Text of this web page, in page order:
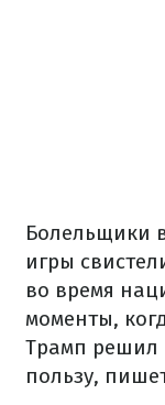
Болельщики
игры
во время
моменты,
Трамп решил
пользу,